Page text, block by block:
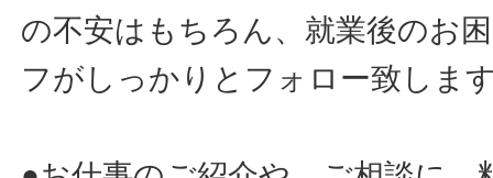
の不安はもちろん、就業後のお
フがしっかりとフォロー致しま